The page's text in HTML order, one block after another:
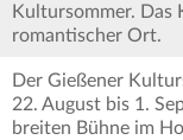
Kultursommer. Das
romantischer Ort.
Der Gießener
22. August bis 1.
breiten Bühne im